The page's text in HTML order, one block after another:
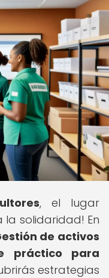
, el lugar
la solidaridad! En
de activos
práctico para
estrategias